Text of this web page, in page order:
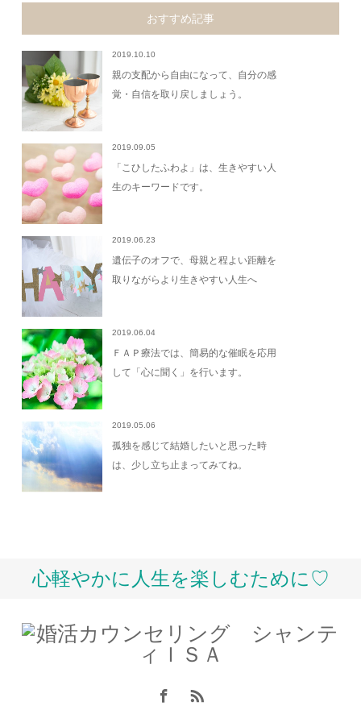
おすすめ記事
2019.10.10
親の支配から自由になって、自分の感
覚・自信を取り戻しましょう。
2019.09.05
「こひしたふわよ」は、生きやすい人
生のキーワードです。
2019.06.23
遺伝子のオフで、母親と程よい距離を
取りながらより生きやすい人生へ
2019.06.04
ＦＡＰ療法では、簡易的な催眠を応用
して「心に聞く」を行います。
2019.05.06
孤独を感じて結婚したいと思った時
は、少し立ち止まってみてね。
心軽やかに人生を楽しむために♡